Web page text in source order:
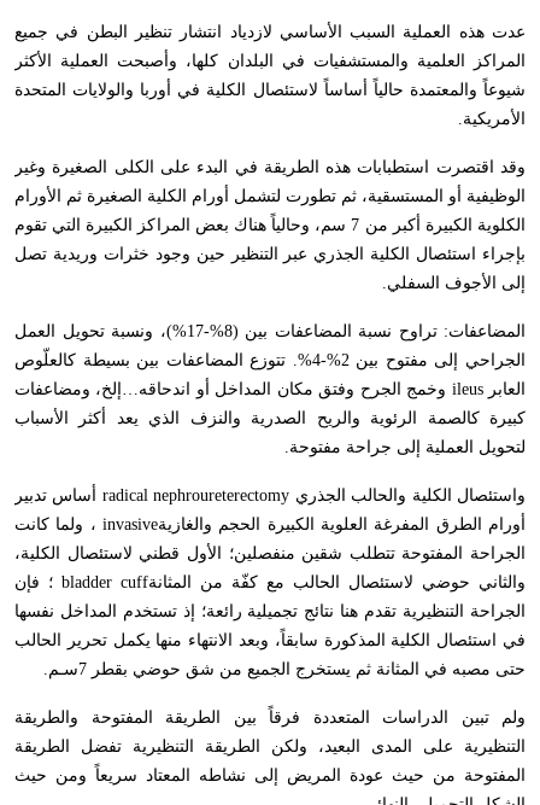
عدت هذه العملية السبب الأساسي لازدياد انتشار تنظير البطن في جميع
المراكز العلمية والمستشفيات في البلدان كلها، وأصبحت العملية الأكثر
شيوعاً والمعتمدة حالياً أساساً لاستئصال الكلية في أوربا والولايات المتحدة
الأمريكية.
وقد اقتصرت استطبابات هذه الطريقة في البدء على الكلى الصغيرة وغير
الوظيفية أو المستسقية، ثم تطورت لتشمل أورام الكلية الصغيرة ثم الأورام
الكلوية الكبيرة أكبر من 7 سم، وحالياً هناك بعض المراكز الكبيرة التي تقوم
بإجراء استئصال الكلية الجذري عبر التنظير حين وجود خثرات وريدية تصل
إلى الأجوف السفلي.
المضاعفات: تراوح نسبة المضاعفات بين (8%-17%)، ونسبة تحويل العمل
الجراحي إلى مفتوح بين 2%-4%. تتوزع المضاعفات بين بسيطة كالعلّوص
العابر ileus وخمج الجرح وفتق مكان المداخل أو اندحاقه…إلخ، ومضاعفات
كبيرة كالصمة الرئوية والريح الصدرية والنزف الذي يعد أكثر الأسباب
لتحويل العملية إلى جراحة مفتوحة.
واستئصال الكلية والحالب الجذري radical nephroureterectomy
أساس تدبير
أورام الطرق المفرغة العلوية الكبيرة الحجم والغازيةinvasive ، ولما كانت
الجراحة المفتوحة تتطلب شقين منفصلين؛ الأول قطني لاستئصال الكلية،
والثاني حوضي لاستئصال الحالب مع كفّة من المثانةbladder cuff ؛ فإن
الجراحة التنظيرية تقدم هنا نتائج تجميلية رائعة؛ إذ تستخدم المداخل نفسها
في استئصال الكلية المذكورة سابقاً، وبعد الانتهاء منها يكمل تحرير الحالب
حتى مصبه في المثانة ثم يستخرج الجميع من شق حوضي بقطر 7سـم
.
ولم تبين الدراسات المتعددة فرقاً بين الطريقة المفتوحة والطريقة
التنظيرية على المدى البعيد، ولكن الطريقة التنظيرية تفضل الطريقة
المفتوحة من حيث عودة المريض إلى نشاطه المعتاد سريعاً ومن حيث